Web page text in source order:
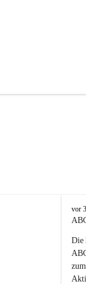
V
o
k
s
s
c
vor
Die